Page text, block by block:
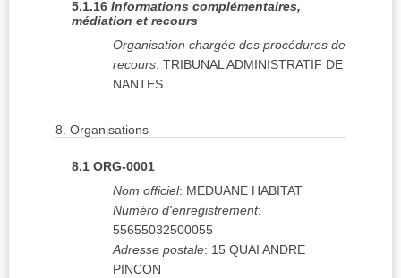
5.1.16 Informations complémentaires,
médiation et recours
Organisation chargée des procédures de
recours: TRIBUNAL ADMINISTRATIF DE
NANTES
8. Organisations
8.1 ORG-0001
Nom officiel: MEDUANE HABITAT
Numéro d'enregistrement:
55655032500055
Adresse postale: 15 QUAI ANDRE
PINCON